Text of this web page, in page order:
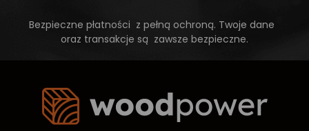
Bezpieczne płatności z pełną ochroną. Twoje dane
oraz transakcje są zawsze bezpieczne.